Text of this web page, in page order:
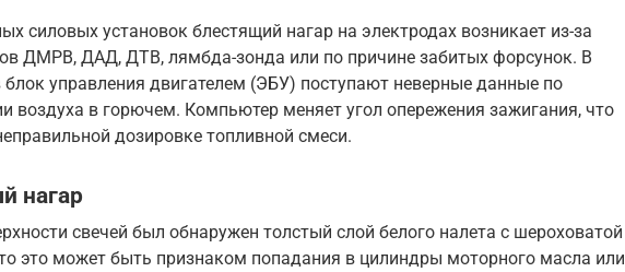
силовых установок блестящий нагар на электродах возникает из-за
ДМРВ, ДАД, ДТВ, лямбда-зонда или по причине забитых форсунок. В
блок управления двигателем (ЭБУ) поступают неверные данные по
воздуха в горючем. Компьютер меняет угол опережения зажигания, что
дозировке топливной смеси.
нагар
свечей был обнаружен толстый слой белого налета с шероховатой
это может быть признаком попадания в цилиндры моторного масла или